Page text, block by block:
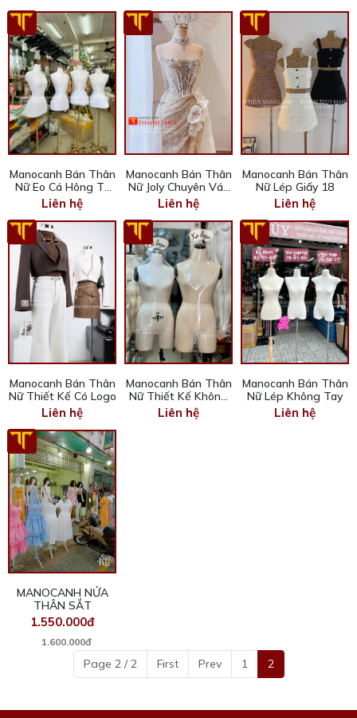
Manocanh Bán Thân
Nữ Eo Cá Hông To
15
Liên hệ
Manocanh Bán Thân
Nữ Joly Chuyên Váy
16
Liên hệ
Manocanh Bán Thân
Nữ Lép Giấy 18
Liên hệ
Manocanh Bán Thân
Nữ Thiết Kế Có Logo
Liên hệ
Manocanh Bán Thân
Nữ Thiết Kế Không
Logo
Liên hệ
Manocanh Bán Thân
Nữ Lép Không Tay
Liên hệ
MANOCANH NỬA
THÂN SẮT
1.550.000đ
1.600.000đ
Page 2 / 2 First Prev 1 2